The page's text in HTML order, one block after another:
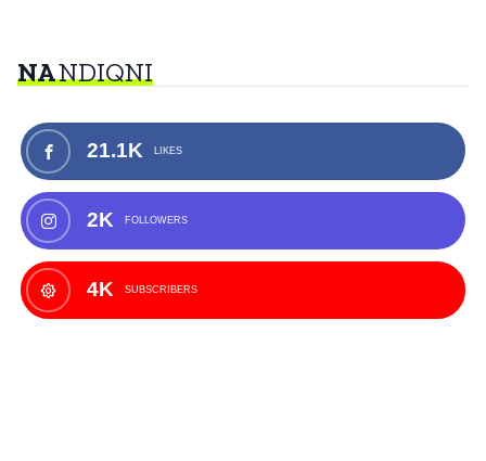
NANDIQNI
21.1K LIKES
2K FOLLOWERS
4K SUBSCRIBERS